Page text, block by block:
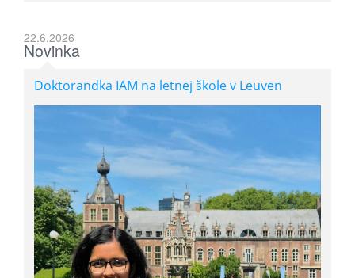
22.6.2026
Novinka
Doktorandka IAM na letnej škole v Leuven